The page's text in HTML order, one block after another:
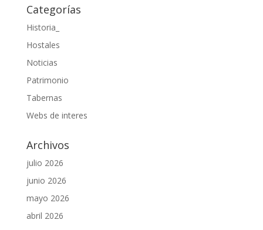
Categorías
Historia_
Hostales
Noticias
Patrimonio
Tabernas
Webs de interes
Archivos
julio 2026
junio 2026
mayo 2026
abril 2026